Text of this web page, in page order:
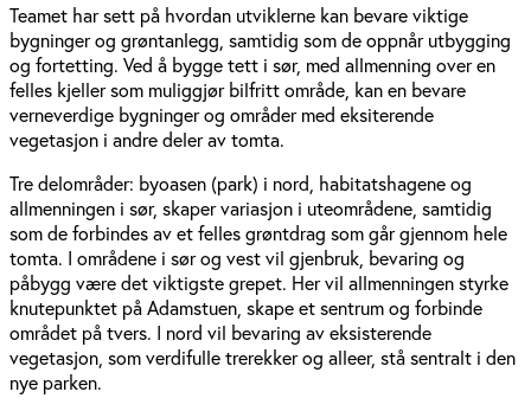
Teamet har sett på hvordan utviklerne kan bevare viktige
bygninger og grøntanlegg, samtidig som de oppnår utbygging
og fortetting. Ved å bygge tett i sør, med allmenning over en
felles kjeller som muliggjør bilfritt område, kan en bevare
verneverdige bygninger og områder med eksiterende
vegetasjon i andre deler av tomta.
Tre delområder: byoasen (park) i nord, habitatshagene og
allmenningen i sør, skaper variasjon i uteområdene, samtidig
som de forbindes av et felles grøntdrag som går gjennom hele
tomta. I områdene i sør og vest vil gjenbruk, bevaring og
påbygg være det viktigste grepet. Her vil allmenningen styrke
knutepunktet på Adamstuen, skape et sentrum og forbinde
området på tvers. I nord vil bevaring av eksisterende
vegetasjon, som verdifulle trerekker og alleer, stå sentralt i den
nye parken.